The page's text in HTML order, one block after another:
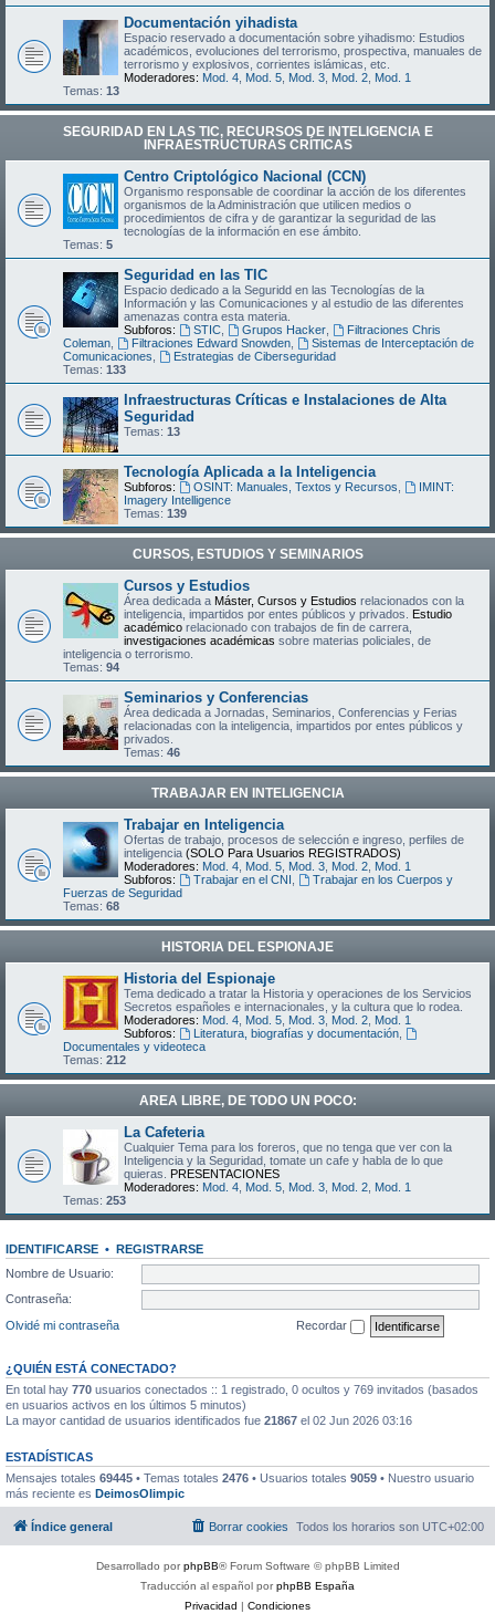
Documentación yihadista
Espacio reservado a documentación sobre yihadismo: Estudios
académicos, evoluciones del terrorismo, prospectiva, manuales de
terrorismo y explosivos, corrientes islámicas, etc.
Moderadores: Mod. 4 Mod. 5 Mod. 3 Mod. 2 Mod. 1
Temas: 13
SEGURIDAD EN LAS TIC, RECURSOS DE INTELIGENCIA E
INFRAESTRUCTURAS CRÍTICAS
Centro Criptológico Nacional (CCN)
Organismo responsable de coordinar la acción de los diferentes
organismos de la Administración que utilicen medios o
procedimientos de cifra y de garantizar la seguridad de las
tecnologías de la información en ese ámbito.
Temas: 5
Seguridad en las TIC
Espacio dedicado a la Seguridd en las Tecnologías de la
Información y las Comunicaciones y al estudio de las diferentes
amenazas contra esta materia.
Subforos:
STIC, Grupos Hacker,
Filtraciones Chris
Coleman
Filtraciones Edward Snowden,
Sistemas de Interceptación de
Comunicaciones
Estrategias de Ciberseguridad
Temas: 133
Infraestructuras Críticas e Instalaciones de Alta
Seguridad
Temas: 13
Tecnología Aplicada a la Inteligencia
Subforos: OSINT: Manuales, Textos y Recursos
IMINT:
Imagery Intelligence
Temas: 139
CURSOS, ESTUDIOS Y SEMINARIOS
Cursos y Estudios
Área dedicada a Máster, Cursos y Estudios relacionados con la
inteligencia, impartidos por entes públicos y privados. Estudio
académico relacionado con trabajos de fin de carrera,
investigaciones académicas sobre materias policiales, de
inteligencia o terrorismo.
Temas: 94
Seminarios y Conferencias
Área dedicada a Jornadas, Seminarios, Conferencias y Ferias
relacionadas con la inteligencia, impartidos por entes públicos y
privados.
Temas: 46
TRABAJAR EN INTELIGENCIA
Trabajar en Inteligencia
Ofertas de trabajo, procesos de selección e ingreso, perfiles de
inteligencia (SOLO Para Usuarios REGISTRADOS)
Moderadores: Mod. 4 Mod. 5 Mod. 3 Mod. 2 Mod. 1
Subforos:
Trabajar en el CNI
Trabajar en los Cuerpos y
Fuerzas de Seguridad
Temas: 68
HISTORIA DEL ESPIONAJE
Historia del Espionaje
Tema dedicado a tratar la Historia y operaciones de los Servicios
Secretos españoles e internacionales, y la cultura que lo rodea.
Moderadores: Mod. 4 Mod. 5 Mod. 3 Mod. 2 Mod. 1
Subforos:
Literatura, biografías y documentación,
Documentales y videoteca
Temas: 212
AREA LIBRE, DE TODO UN POCO:
La Cafeteria
Cualquier Tema para los foreros, que no tenga que ver con la
Inteligencia y la Seguridad, tomate un cafe y habla de lo que
quieras. PRESENTACIONES
Moderadores: Mod. 4 Mod. 5 Mod. 3 Mod. 2 Mod. 1
Temas: 253
IDENTIFICARSE • REGISTRARSE
Nombre de Usuario:
Contraseña:
Olvidé mi contraseña
Recordar
¿QUIÉN ESTÁ CONECTADO?
En total hay 770 usuarios conectados :: 1 registrado, 0 ocultos y 769 invitados (basados
en usuarios activos en los últimos 5 minutos)
La mayor cantidad de usuarios identificados fue 21867 el 02 Jun 2026 03:16
ESTADÍSTICAS
Mensajes totales 69445 • Temas totales 2476 • Usuarios totales 9059 • Nuestro usuario
más reciente es DeimosOlimpic
Índice general Todos los horarios son UTC+02:00
Borrar cookies
Desarrollado porphpBB® Forum Software © phpBB Limited
Traducción al español porphpBB España
Privacidad | Condiciones